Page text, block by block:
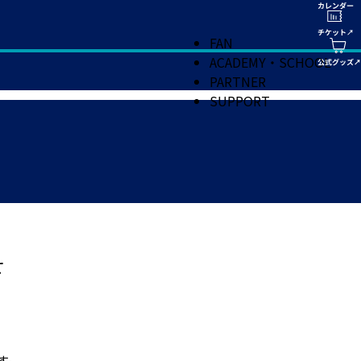
FAN
ACADEMY・SCHOOL
PARTNER
SUPPORT